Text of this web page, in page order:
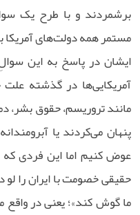
برشمردند و با طرح یک
مستمر همه دولت‌های آمریکا با ایران در ۴۵
ایشان در پاسخ به این
آمریکایی‌ها در گذشته
مانند تروریسم، حقوق بشر،
پنهان می‌کردند یا
عوض کنیم اما این فردی که
حقیقی خصومت با ایران را
ما گوش کند»؛ یعنی در واقع